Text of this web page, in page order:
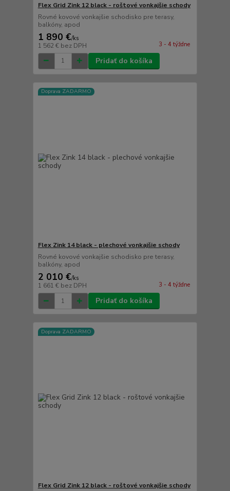
Flex Grid Zink 12 black - roštové vonkajšie schody
Rovné kovové vonkajšie schodisko pre terasy,
balkóny, apod
1 890 €/ks
1 562 € bez DPH 3 - 4 týždne
Pridať do košíka
Doprava ZADARMO
Flex Zink 14 black - plechové vonkajšie schody
Rovné kovové vonkajšie schodisko pre terasy,
balkóny, apod
2 010 €/ks
1 661 € bez DPH 3 - 4 týždne
Pridať do košíka
Doprava ZADARMO
Flex Grid Zink 12 black - roštové vonkajšie schody